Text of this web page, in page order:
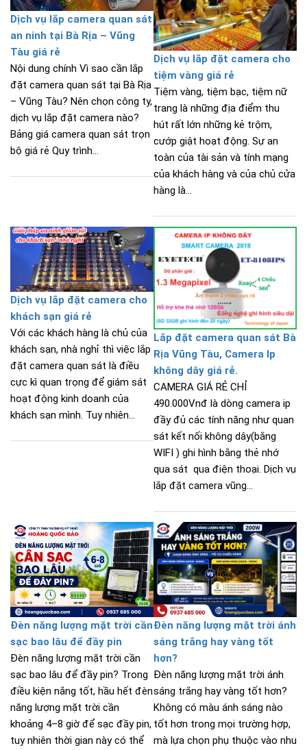
Dịch vụ lắp camera quan sát
an ninh tại Bà Rịa – Vũng
Tàu giá rẻ
Nội dung chính Vì sao cần lắp
đặt camera quan sát tại Bà Rịa
– Vũng Tàu? Nên chọn công ty,
dịch vụ lắp đặt camera nào?
Bảng giá camera quan sát trọn
bộ giá rẻ Quy trình...
Dịch vụ lắp đặt camera cho
tiệm vàng giá rẻ
Tiệm vàng, tiệm bạc, tiệm nữ
trang là những địa điểm thu
hút rất lớn những kẻ trộm,
cướp giật hoạt động. Sự an
toàn của tài sản và tính mạng
của khách hàng và của chủ cửa
hàng là...
Dịch vụ lắp đặt camera cho
khách sạn giá rẻ
Với các khách hàng là chủ của
khách sạn, nhà nghỉ thì việc lắp
đặt camera quan sát là điều
cực kì quan trọng để giám sát
hoạt động kinh doanh của
khách sạn mình. Tuy nhiên...
Lắp đặt camera quan sát Bà
Rịa Vũng Tàu, Camera Ip
không dây giá rẻ.
CAMERA GIÁ RẺ CHỈ
490.000Vnđ là dòng camera ip
đầy đủ các tính năng như quan
sát kết nối không dây(bằng
WIFI ) ghi hình bằng thẻ nhớ
qua sát qua điện thoại. Dịch vụ
lắp đặt camera vũng...
Đèn năng lượng mặt trời cần
sạc bao lâu để đầy pin
Đèn năng lượng mặt trời cần
sạc bao lâu để đầy pin? Trong
điều kiện nắng tốt, hầu hết đèn
năng lượng mặt trời cần
khoảng 4–8 giờ để sạc đầy pin,
tuy nhiên thời gian này có thể
Đèn năng lượng mặt trời ánh
sáng trắng hay vàng tốt
hơn?
Đèn năng lượng mặt trời ánh
sáng trắng hay vàng tốt hơn?
Không có màu ánh sáng nào
tốt hơn trong mọi trường hợp,
mà lựa chọn phụ thuộc vào nhu